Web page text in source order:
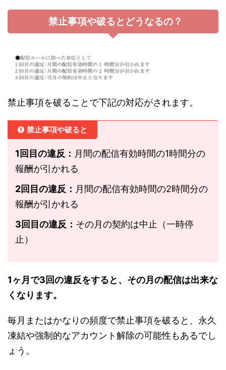
禁止事項や破るとどうなるの？
禁止事項を破ることで下記の対応がされます。
禁止事項や破ると
1回目の違反： 月間の配信有効時間の1時間分の
報酬が引かれる
2回目の違反： 月間の配信有効時間の2時間分の
報酬が引かれる
3回目の違反： その月の契約は中止（一時停
止）
1ヶ月で3回の違反をすると、その月の配信は出来な
くなります。
毎月またはかなりの頻度で禁止事項を破ると、永久
凍結や強制的なアカウント解除の可能性もあるでし
ょう。